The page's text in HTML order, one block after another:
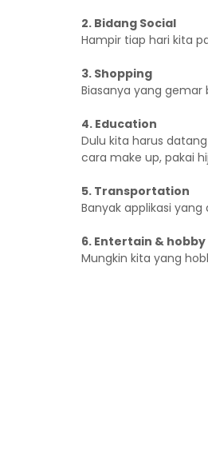
2. Bidang Social
Hampir tiap hari kita
3. Shopping
Biasanya yang
4. Education
Dulu kita harus
cara make up, pakai
5. Transportation
Banyak applikasi
6. Entertain & hobby
Mungkin kita yang